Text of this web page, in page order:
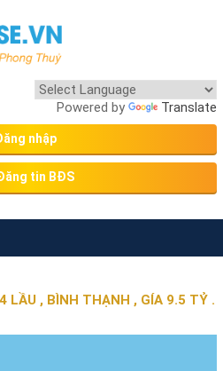
Powered by Translate
nhập
tin BĐS
LẦU , BÌNH THẠNH , GÍA 9.5 TỶ .